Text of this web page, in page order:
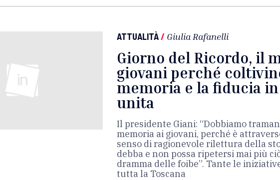
ATTUALITÀ/ Giulia Rafanelli
Giorno del Ricordo, il
giovani perché
memoria e la fiducia in
unita
Il presidente Giani: “Dobbiamo
memoria ai giovani, perché è
senso di ragionevole rilettura della
debba e non possa ripetersimai più
dramma delle foibe”. Tante le
tutta la Toscana